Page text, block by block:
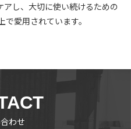
し、大切に使い続けるための
愛用されています。
わせ